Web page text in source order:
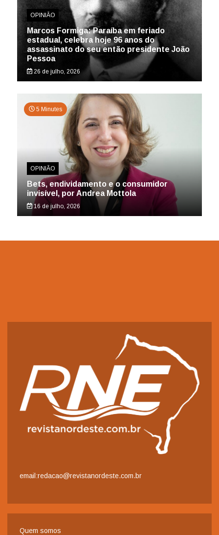
OPINIÃO
Marcos Formiga: Paraíba em feriado
estadual, celebra hoje 96 anos do
assassinato do seu então presidente João
Pessoa
26 de julho, 2026
5 Minutes
OPINIÃO
Bets, endividamento e o consumidor
invisível, por Andrea Mottola
16 de julho, 2026
email:redacao@revistanordeste.com.br
Quem somos